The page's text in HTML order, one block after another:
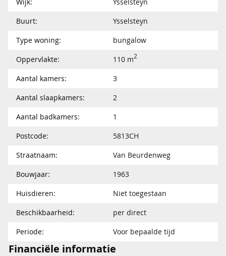
Buurt:
Ysselsteyn
Type woning:
bungalow
Oppervlakte:
110 m2
Aantal kamers:
3
Aantal slaapkamers:
2
Aantal badkamers:
1
Postcode:
5813CH
Straatnaam:
Van Beurdenweg
Bouwjaar:
1963
Huisdieren:
Niet toegestaan
Beschikbaarheid:
per direct
Periode:
Voor bepaalde tijd
Financiële informatie